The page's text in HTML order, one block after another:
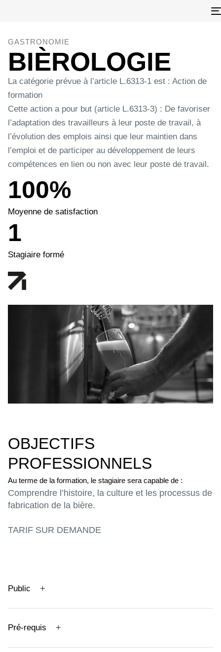
GASTRONOMIE
BIÈROLOGIE
La catégorie prévue à l’article L.6313-1 est : Action de
formation
Cette action a pour but (article L.6313-3) : De favoriser
l’adaptation des travailleurs à leur poste de travail, à
l’évolution des emplois ainsi que leur maintien dans
l’emploi et de participer au développement de leurs
compétences en lien ou non avec leur poste de travail.
100%
Moyenne de satisfaction
1
Stagiaire formé
OBJECTIFS
PROFESSIONNELS
Au terme de la formation, le stagiaire sera capable de :
Comprendre l’histoire, la culture et les processus de
fabrication de la bière.
TARIF SUR DEMANDE
Public
Pré-requis